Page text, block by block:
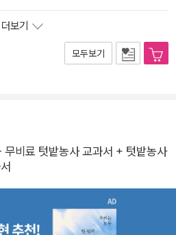
더보기
모두보기
비료 텃밭농사 교과서 + 텃밭농사